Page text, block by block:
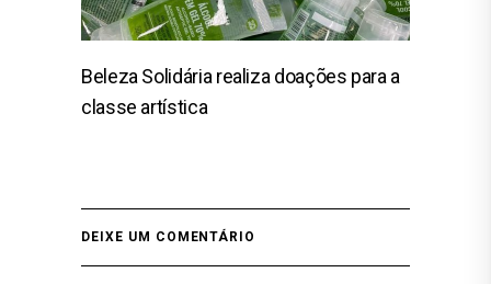
Beleza Solidária realiza doações para a
classe artística
DEIXE UM COMENTÁRIO